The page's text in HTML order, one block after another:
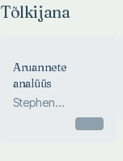
Tõlkijana
Aruannete
analüüs
Stephen